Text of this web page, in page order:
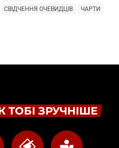
СВІДЧЕННЯ ОЧЕВИДЦІВ
ЧАРТИ
ТОБІ ЗРУЧНІШЕ